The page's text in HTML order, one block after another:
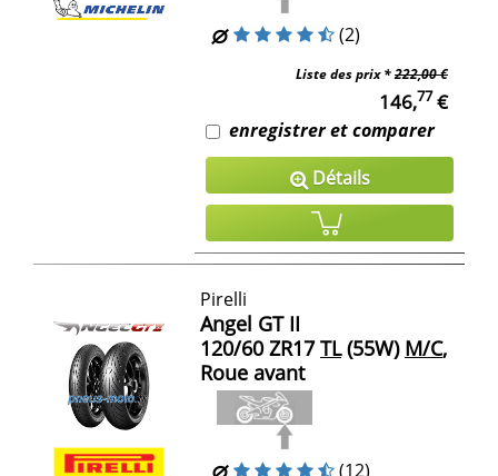
(2)
Liste des prix *222,00 €
146,77 €
enregistrer et comparer
Détails
Pirelli
Angel GT II
120/60 ZR17 TL(55W) M/C,
Roue avant
(12)